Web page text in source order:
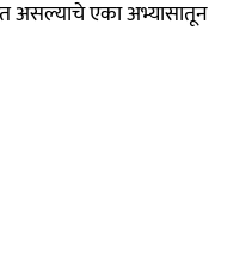
असल्याचे एका अभ्यासातून